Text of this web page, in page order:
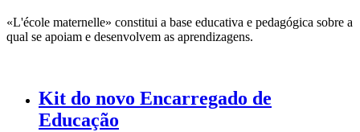
«L'école maternelle» constitui a base educativa e pedagógica sobre a
qual se apoiam e desenvolvem as aprendizagens.
Kit do novo Encarregado de
Educação